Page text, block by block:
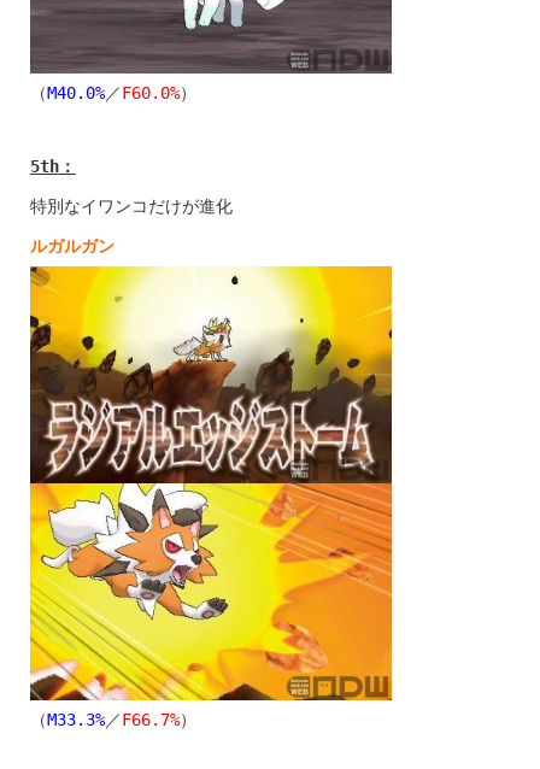
（M40.0%／F60.0%）
5th：
特別なイワンコだけが進化
ルガルガン
（M33.3%／F66.7%）